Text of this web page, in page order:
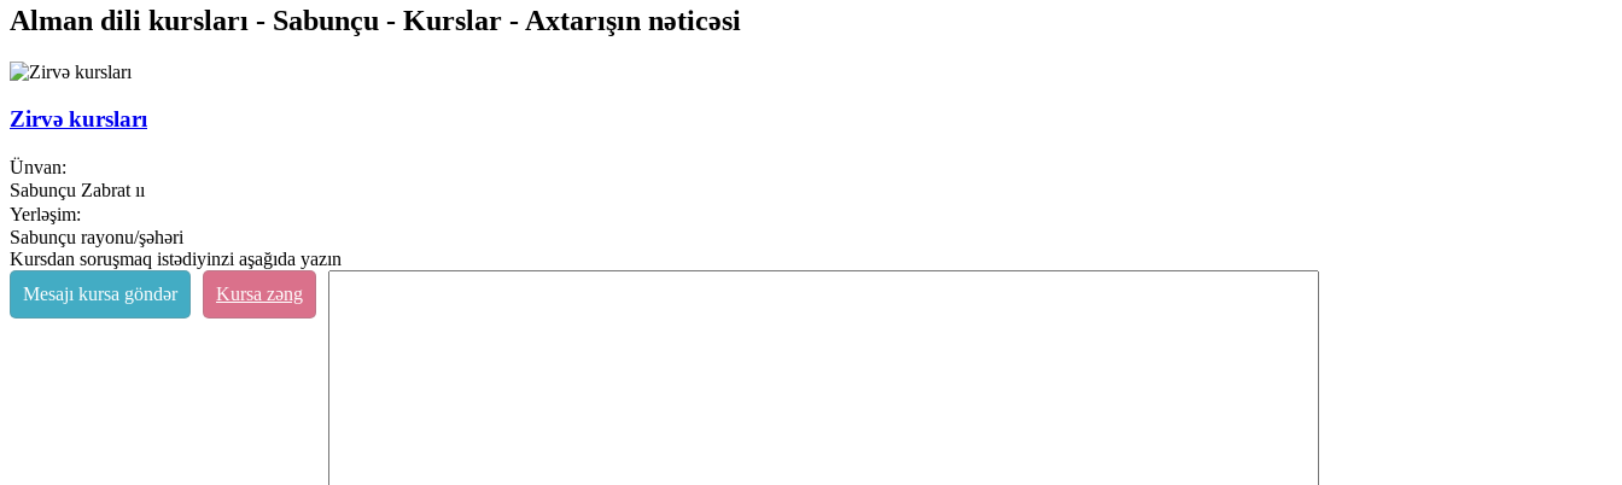
Alman dili kursları - Sabunçu - Kurslar - Axtarışın nəticəsi
Zirvə kursları
Ünvan:
Sabunçu Zabrat ıı
Yerləşim:
Sabunçu rayonu/şəhəri
Kursdan soruşmaq istədiyinzi aşağıda yazın
Mesajı kursa göndər
Kursa zəng